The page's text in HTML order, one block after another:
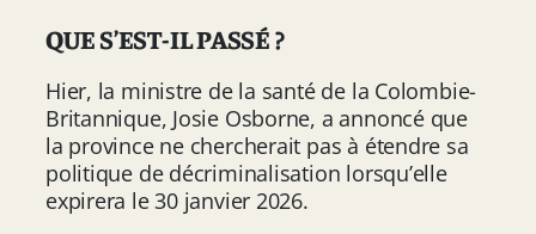
QUE S’EST-IL PASSÉ ?
Hier, la ministre de la santé de la Colombie-
Britannique, Josie Osborne, a annoncé que
la province ne chercherait pas à étendre sa
politique de décriminalisation lorsqu’elle
expirera le 30 janvier 2026.